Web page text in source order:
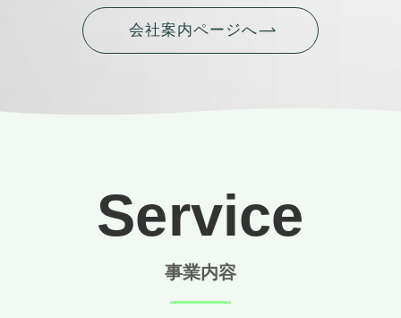
会社案内ページへ
Service
事業内容